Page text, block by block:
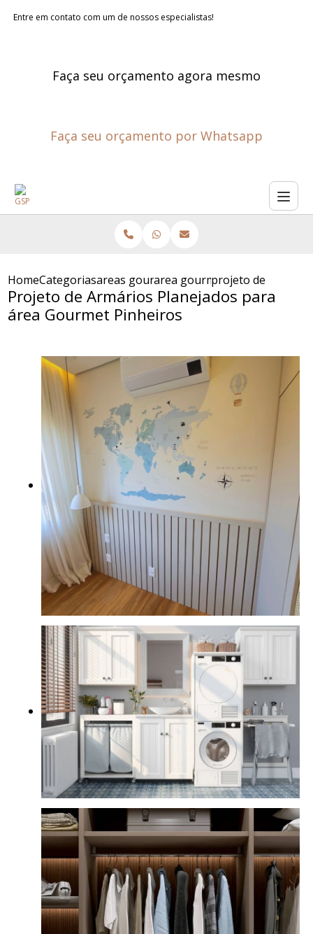
Entre em contato com um de nossos especialistas!
Faça seu orçamento agora mesmo
Faça seu orçamento por Whatsapp
HomeCategoriasareas gourmet planejadas
area gourmet pequena
projeto de
Projeto de Armários Planejados para
área Gourmet Pinheiros